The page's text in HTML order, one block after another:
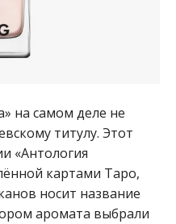
на самом деле не
титулу. Этот
«Антология
картами Таро,
носит название
аромата выбрали